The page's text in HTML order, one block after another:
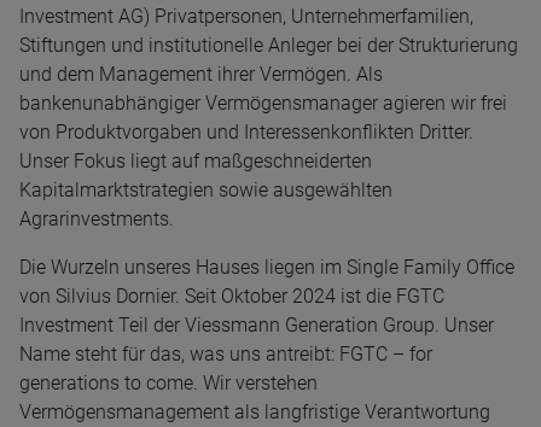
Investment AG) Privatpersonen, Unternehmerfamilien,
Stiftungen und institutionelle Anleger bei der Strukturierung
und dem Management ihrer Vermögen. Als
bankenunabhängiger Vermögensmanager agieren wir frei
von Produktvorgaben und Interessenkonflikten Dritter.
Unser Fokus liegt auf maßgeschneiderten
Kapitalmarktstrategien sowie ausgewählten
Agrarinvestments.
Die Wurzeln unseres Hauses liegen im Single Family Office
von Silvius Dornier. Seit Oktober 2024 ist die FGTC
Investment Teil der Viessmann Generation Group. Unser
Name steht für das, was uns antreibt: FGTC – for
generations to come. Wir verstehen
Vermögensmanagement als langfristige Verantwortung